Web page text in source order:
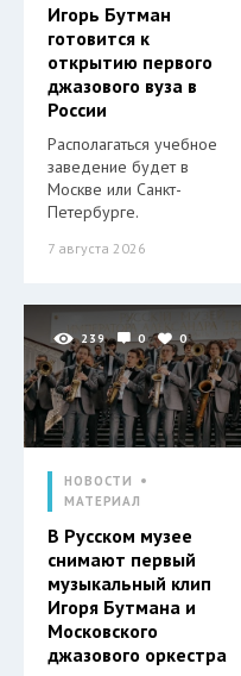
Игорь Бутман
готовится к
открытию первого
джазового вуза в
России
Располагаться учебное
заведение будет в
Москве или Санкт-
Петербурге.
7 августа 2026
239 0 0
НОВОСТИ
МАТЕРИАЛ
В Русском музее
снимают первый
музыкальный клип
Игоря Бутмана и
Московского
джазового оркестра